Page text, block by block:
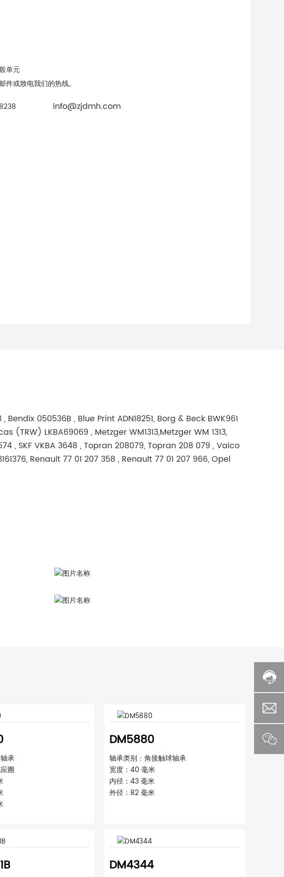
单元
或致电我们的热线。
info@zjdmh.com
Bendix 050536B , Blue Print ADN18251, Borg & Beck BWK961
(TRW) LKBA69069 , Metzger WM1313,Metzger WM 1313,
, SKF VKBA 3648 , Topran 208079, Topran 208 079 , Vaico
Renault 77 01 207 358 , Renault 77 01 207 966, Opel
承
圈
DM5880
轴承类别：角接触球轴承
宽度：40 毫米
内径：43 毫米
外径：82 毫米
DM4344